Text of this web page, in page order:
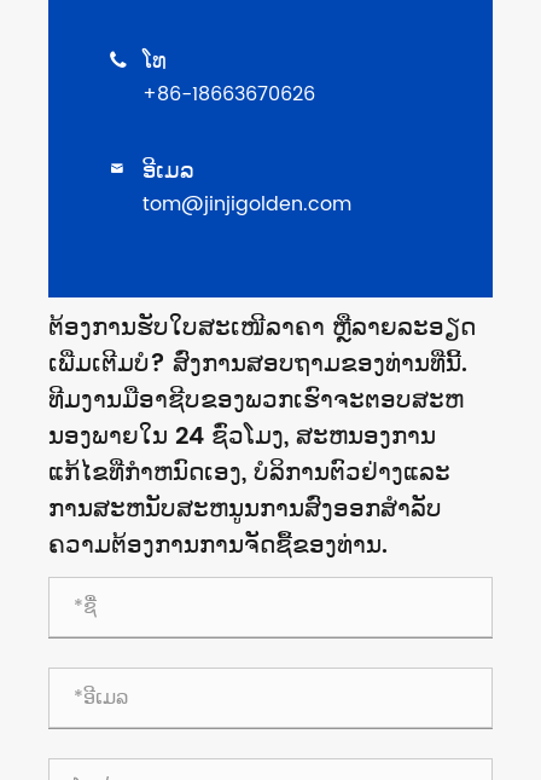
 ໂທ
+86-18663670626
 ອີເມລ
tom@jinjigolden.com
ຕ້ອງການຮັບໃບສະເໜີລາຄາ ຫຼືລາຍລະອຽດ
ເພີ່ມເຕີມບໍ? ສົ່ງການສອບຖາມຂອງທ່ານທີ່ນີ້.
ທີມງານມືອາຊີບຂອງພວກເຮົາຈະຕອບສະຫ
ນອງພາຍໃນ 24 ຊົ່ວໂມງ, ສະຫນອງການ
ແກ້ໄຂທີ່ກໍາຫນົດເອງ, ບໍລິການຕົວຢ່າງແລະ
ການສະຫນັບສະຫນູນການສົ່ງອອກສໍາລັບ
ຄວາມຕ້ອງການການຈັດຊື້ຂອງທ່ານ.